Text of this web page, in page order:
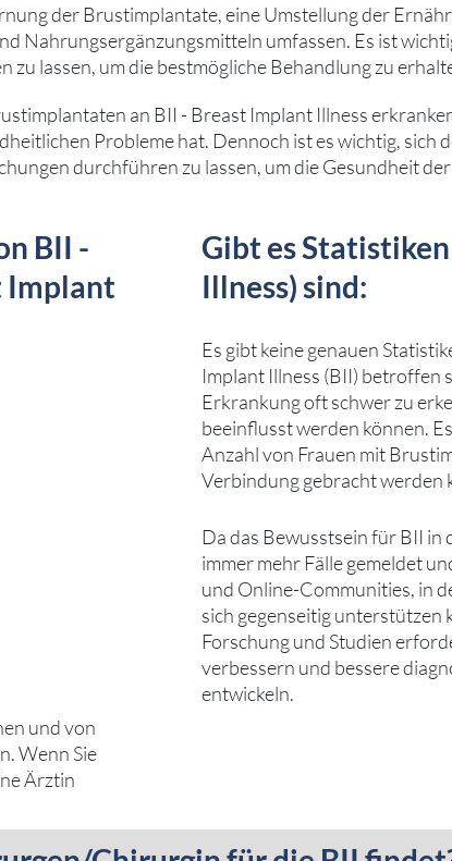
der Brustimplantate, eine Umstellung der
Nahrungsergänzungsmitteln umfassen. Es ist
lassen, um die bestmögliche Behandlung zu
an BII - Breast Implant Illness
Probleme hat. Dennoch ist es wichtig, sich
durchführen zu lassen, um die Gesundheit der
BII -
Implant
und von
Wenn Sie
Ärztin
Gibt es
Illness) sind:
Es gibt keine genauen
Implant Illness (BII) betroffen
Erkrankung oft schwer zu
beeinflusst werden können.
Anzahl von Frauen mit
Verbindung gebracht werden
Da das Bewusstsein für BII in
immer mehr Fälle gemeldet
und Online-Communities, in
sich gegenseitig unterstützen
Forschung und Studien
verbessern und bessere
entwickeln.